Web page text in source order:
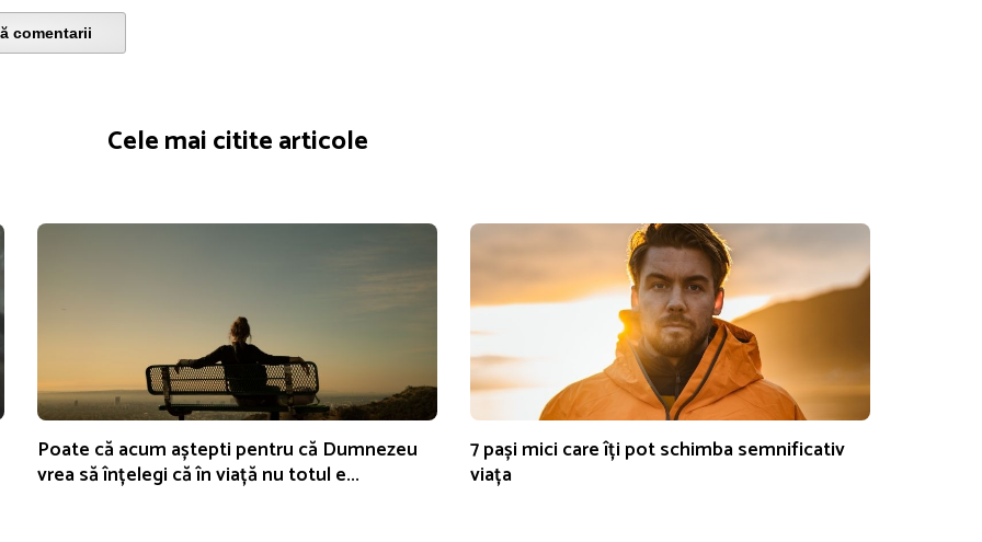
comentarii
Cele mai citite articole
Poate că acum aștepti pentru că Dumnezeu
vrea să înțelegi că în viață nu totul e...
7 pași mici care îți pot schimba semnificativ
viața